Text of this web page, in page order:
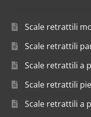
Scale retrattili
Scale retrattili
Scale retrattili a
Scale retrattili
Scale retrattili a